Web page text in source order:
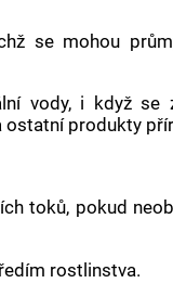
se mohou
vody, i když se
ostatní produkty
toků, pokud
rostlinstva.